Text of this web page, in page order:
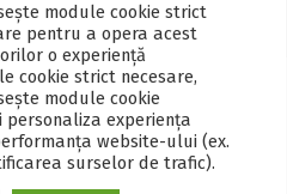
module cookie strict
pentru a opera acest
o experiență
cookie strict necesare,
module cookie
experiența
website-ului (ex.
surselor de trafic).